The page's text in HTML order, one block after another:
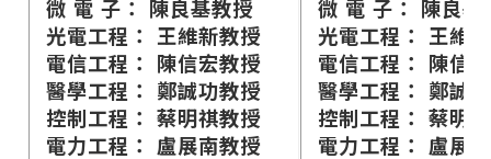
微 電 子： 陳良基教授
光電工程： 王維新教授
電信工程： 陳信宏教授
醫學工程： 鄭誠功教授
控制工程： 蔡明祺教授
電力工程： 盧展南教授
微 電 子： 陳良基
光電工程： 王維
電信工程： 陳信
醫學工程： 鄭誠
控制工程： 蔡明
電力工程： 盧展